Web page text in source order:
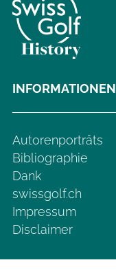
INFORMATIONEN
Autorenporträts
Bibliographie
Dank
swissgolf.ch
Impressum
Disclaimer